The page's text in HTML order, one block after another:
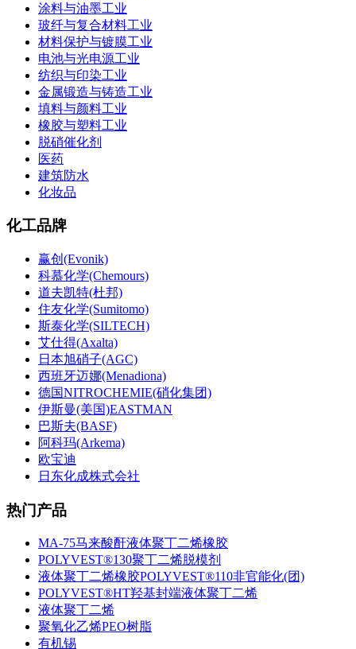
涂料与油墨工业
玻纤与复合材料工业
材料保护与镀膜工业
电池与光电源工业
纺织与印染工业
金属锻造与铸造工业
填料与颜料工业
橡胶与塑料工业
脱硝催化剂
医药
建筑防水
化妆品
化工品牌
赢创(Evonik)
科慕化学(Chemours)
道夫凯特(杜邦)
住友化学(Sumitomo)
斯泰化学(SILTECH)
艾仕得(Axalta)
日本旭硝子(AGC)
西班牙迈娜(Menadiona)
德国NITROCHEMIE(硝化集团)
伊斯曼(美国)EASTMAN
巴斯夫(BASF)
阿科玛(Arkema)
欧宝迪
日东化成株式会社
热门产品
MA-75马来酸酐液体聚丁二烯橡胶
POLYVEST®130聚丁二烯脱模剂
液体聚丁二烯橡胶POLYVEST®110非官能化(团)
POLYVEST®HT羟基封端液体聚丁二烯
液体聚丁二烯
聚氧化乙烯PEO树脂
有机锡